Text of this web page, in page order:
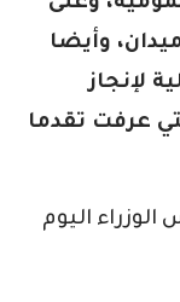
وأيضا
لإنجاز
عرفت تقدما
اليوم